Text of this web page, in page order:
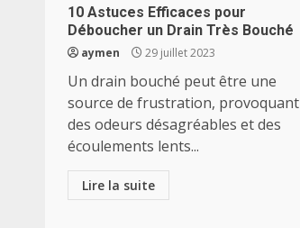
10 Astuces Efficaces pour
Déboucher un Drain Très Bouché
aymen 29 juillet 2023
Un drain bouché peut être une
source de frustration, provoquant
des odeurs désagréables et des
écoulements lents...
Lire la suite